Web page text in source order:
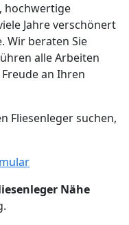
hochwertige
Jahre verschönert
Wir beraten Sie
alle Arbeiten
an Ihren
Fliesenleger suchen,
Nähe